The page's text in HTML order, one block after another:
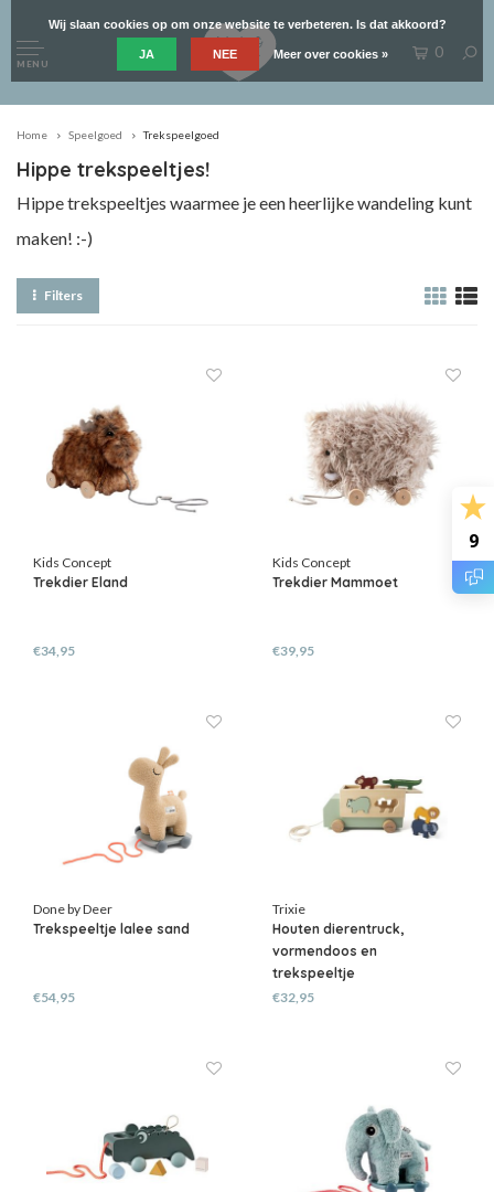
9
MENU
0
Home Speelgoed Trekspeelgoed
Hippe trekspeeltjes!
Hippe trekspeeltjes waarmee je een heerlijke wandeling kunt
maken! :-)
Filters
Kids Concept
Trekdier Eland
€34,95
Kids Concept
Trekdier Mammoet
€39,95
Done by Deer
Trekspeeltje lalee sand
€54,95
Trixie
Houten dierentruck,
vormendoos en
trekspeeltje
€32,95
Wij slaan cookies op om onze website te verbeteren. Is dat akkoord?
JA NEE Meer over cookies »